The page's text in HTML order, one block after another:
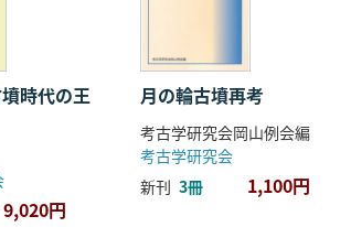
時代の王
9,020円
月の輪古墳再考
考古学研究会岡山例会編
考古学研究会
新刊 3冊 1,100円